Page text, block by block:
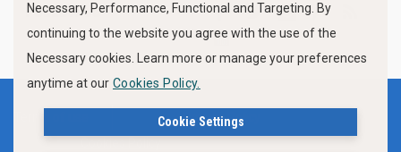
FOLLOW US
Privacy Policy
Necessary, Performance, Functional and Targeting. By
continuing to the website you agree with the use of the
Necessary cookies. Learn more or manage your preferences
anytime at our Cookies Policy.
Cookie Settings